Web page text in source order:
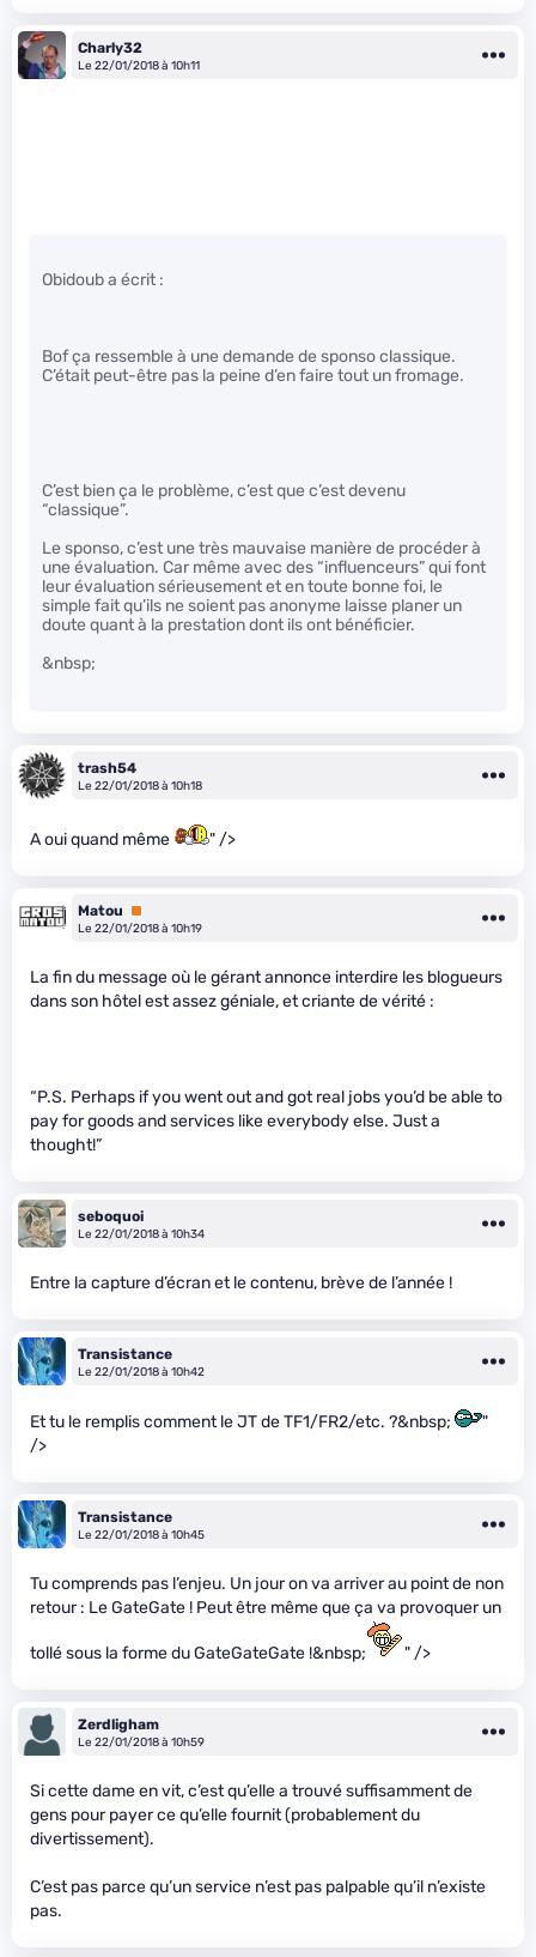
Charly32
Le 22/01/2018 à 10h11
Obidoub a écrit :
Bof ça ressemble à une demande de sponso classique.
C’était peut-être pas la peine d’en faire tout un fromage.
C’est bien ça le problème, c’est que c’est devenu
“classique”.
Le sponso, c’est une très mauvaise manière de procéder à
une évaluation. Car même avec des “influenceurs” qui font
leur évaluation sérieusement et en toute bonne foi, le
simple fait qu’ils ne soient pas anonyme laisse planer un
doute quant à la prestation dont ils ont bénéficier.
&nbsp;
trash54
Le 22/01/2018 à 10h18
A oui quand même " />
Matou
Premium
Le 22/01/2018 à 10h19
La fin du message où le gérant annonce interdire les blogueurs
dans son hôtel est assez géniale, et criante de vérité :
“P.S. Perhaps if you went out and got real jobs you’d be able to
pay for goods and services like everybody else. Just a
thought!”
seboquoi
Le 22/01/2018 à 10h34
Entre la capture d’écran et le contenu, brève de l’année !
Transistance
Le 22/01/2018 à 10h42
Et tu le remplis comment le JT de TF1/FR2/etc. ?&nbsp;
"
/>
Transistance
Le 22/01/2018 à 10h45
Tu comprends pas l’enjeu. Un jour on va arriver au point de non
retour : Le GateGate ! Peut être même que ça va provoquer un
tollé sous la forme du GateGateGate !&nbsp; " />
Zerdligham
Le 22/01/2018 à 10h59
Si cette dame en vit, c’est qu’elle a trouvé suffisamment de
gens pour payer ce qu’elle fournit (probablement du
divertissement).
C’est pas parce qu’un service n’est pas palpable qu’il n’existe
pas.